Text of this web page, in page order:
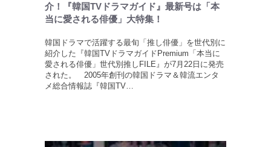
介！『韓国TVドラマガイド』最新号は「本
当に愛される俳優」大特集！
韓国ドラマで活躍する最旬「推し俳優」を世代別に
紹介した『韓国TVドラマガイドPremium「本当に
愛される俳優」世代別推しFILE』が7月22日に発売
された。 2005年創刊の韓国ドラマ＆韓流エンタ
メ総合情報誌『韓国TV…